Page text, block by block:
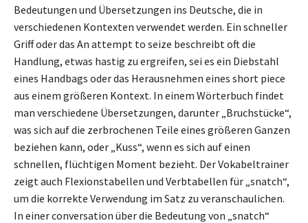
Bedeutungen und Übersetzungen ins Deutsche, die in
verschiedenen Kontexten verwendet werden. Ein schneller
Griff oder das An attempt to seize beschreibt oft die
Handlung, etwas hastig zu ergreifen, sei es ein Diebstahl
eines Handbags oder das Herausnehmen eines short piece
aus einem größeren Kontext. In einem Wörterbuch findet
man verschiedene Übersetzungen, darunter „Bruchstücke“,
was sich auf die zerbrochenen Teile eines größeren Ganzen
beziehen kann, oder „Kuss“, wenn es sich auf einen
schnellen, flüchtigen Moment bezieht. Der Vokabeltrainer
zeigt auch Flexionstabellen und Verbtabellen für „snatch“,
um die korrekte Verwendung im Satz zu veranschaulichen.
In einer conversation über die Bedeutung von „snatch“